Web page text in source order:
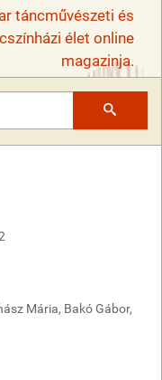
táncművészeti és
élet online
magazinja.
Mária, Bakó Gábor,